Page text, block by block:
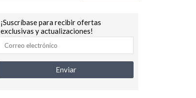
¡Suscríbase para recibir ofertas
exclusivas y actualizaciones!